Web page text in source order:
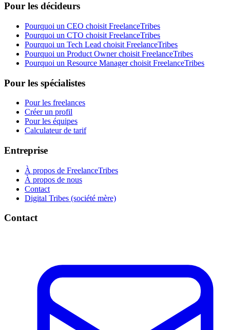
Pour les décideurs
Pourquoi un CEO choisit FreelanceTribes
Pourquoi un CTO choisit FreelanceTribes
Pourquoi un Tech Lead choisit FreelanceTribes
Pourquoi un Product Owner choisit FreelanceTribes
Pourquoi un Resource Manager choisit FreelanceTribes
Pour les spécialistes
Pour les freelances
Créer un profil
Pour les équipes
Calculateur de tarif
Entreprise
À propos de FreelanceTribes
À propos de nous
Contact
Digital Tribes (société mère)
Contact